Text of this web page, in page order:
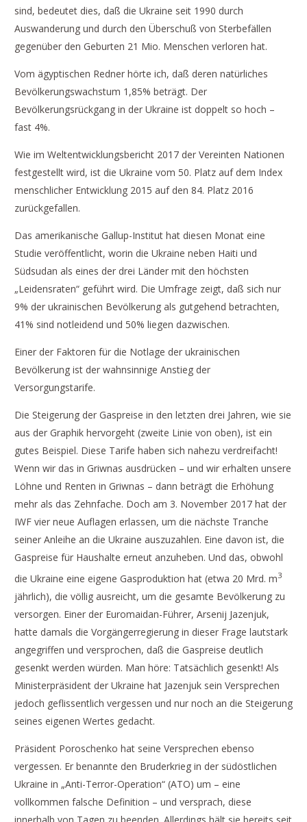
sind, bedeutet dies, daß die Ukraine seit 1990 durch
Auswanderung und durch den Überschuß von Sterbefällen
gegenüber den Geburten 21 Mio. Menschen verloren hat.
Vom ägyptischen Redner hörte ich, daß deren natürliches
Bevölkerungswachstum 1,85% beträgt. Der
Bevölkerungsrückgang in der Ukraine ist doppelt so hoch –
fast 4%.
Wie im Weltentwicklungsbericht 2017 der Vereinten Nationen
festgestellt wird, ist die Ukraine vom 50. Platz auf dem Index
menschlicher Entwicklung 2015 auf den 84. Platz 2016
zurückgefallen.
Das amerikanische Gallup-Institut hat diesen Monat eine
Studie veröffentlicht, worin die Ukraine neben Haiti und
Südsudan als eines der drei Länder mit den höchsten
„Leidensraten“ geführt wird. Die Umfrage zeigt, daß sich nur
9% der ukrainischen Bevölkerung als gutgehend betrachten,
41% sind notleidend und 50% liegen dazwischen.
Einer der Faktoren für die Notlage der ukrainischen
Bevölkerung ist der wahnsinnige Anstieg der
Versorgungstarife.
Die Steigerung der Gaspreise in den letzten drei Jahren, wie sie
aus der Graphik hervorgeht (zweite Linie von oben), ist ein
gutes Beispiel. Diese Tarife haben sich nahezu verdreifacht!
Wenn wir das in Griwnas ausdrücken – und wir erhalten unsere
Löhne und Renten in Griwnas – dann beträgt die Erhöhung
mehr als das Zehnfache. Doch am 3. November 2017 hat der
IWF vier neue Auflagen erlassen, um die nächste Tranche
seiner Anleihe an die Ukraine auszuzahlen. Eine davon ist, die
Gaspreise für Haushalte erneut anzuheben. Und das, obwohl
die Ukraine eine eigene Gasproduktion hat (etwa 20 Mrd. m3
jährlich), die völlig ausreicht, um die gesamte Bevölkerung zu
versorgen. Einer der Euromaidan-Führer, Arsenij Jazenjuk,
hatte damals die Vorgängerregierung in dieser Frage lautstark
angegriffen und versprochen, daß die Gaspreise deutlich
gesenkt werden würden. Man höre: Tatsächlich gesenkt! Als
Ministerpräsident der Ukraine hat Jazenjuk sein Versprechen
jedoch geflissentlich vergessen und nur noch an die Steigerung
seines eigenen Wertes gedacht.
Präsident Poroschenko hat seine Versprechen ebenso
vergessen. Er benannte den Bruderkrieg in der südöstlichen
Ukraine in „Anti-Terror-Operation“ (ATO) um – eine
vollkommen falsche Definition – und versprach, diese
innerhalb von Tagen zu beenden. Allerdings hält sie bereits seit